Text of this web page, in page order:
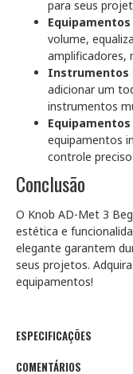
para seus
volume,
amplificadores,
Instrumentos
adicionar um
instrumentos
equipamentos
controle
Conclusão
O Knob AD-Met 3
estética e
elegante garantem
seus projetos.
equipamentos!
ESPECIFICAÇÕES
COMENTÁRIOS